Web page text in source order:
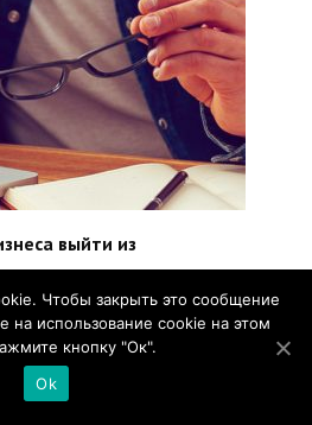
выйти из
— выйти из
Чтобы закрыть это сообщение
на использование cookie на этом
кнопку "Ок".
Ok